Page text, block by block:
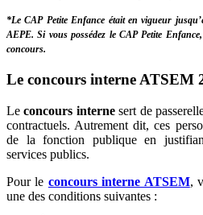
*Le CAP Petite Enfance était en vigueur
AEPE. Si vous possédez le CAP Petite
concours.
Le concours interne ATSEM
Leconcours internesert de
contractuels. Autrement dit, ces
de la fonction publique en
services publics.
Pour le concours interne ATSEM,
une des conditions suivantes :